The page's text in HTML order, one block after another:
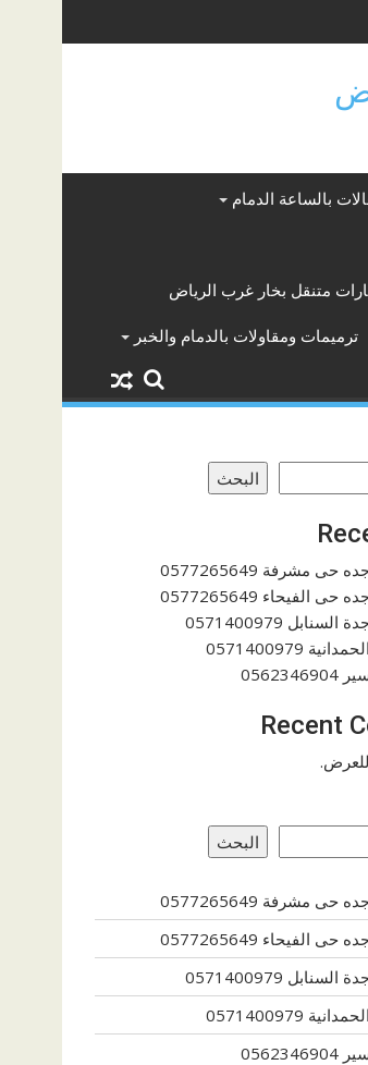
بالساعة الدمام
متنقل بخار غرب الرياض
ترميمات ومقاولات بالدمام والخبر
البحث
مشرفة 0577265649
0577265649
0571400979
0571400979
Recent
للعرض.
البحث
مشرفة 0577265649
0577265649
0571400979
0571400979